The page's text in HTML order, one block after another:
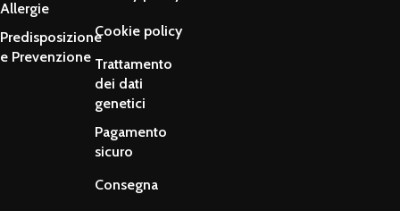
Allergie
Predisposizione
e Prevenzione
Cookie policy
Trattamento
dei dati
genetici
Pagamento
sicuro
Consegna